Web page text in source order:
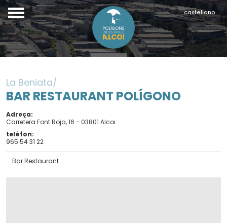
castellano
La Beniata
BAR RESTAURANT POLÍGONO
Adreça
Carretera Font Roja, 16 - 03801 Alcoi
telèfon
965 54 31 22
Bar Restaurant